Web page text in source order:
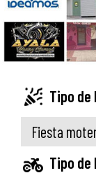
Tipo de
Fiesta
Tipo de